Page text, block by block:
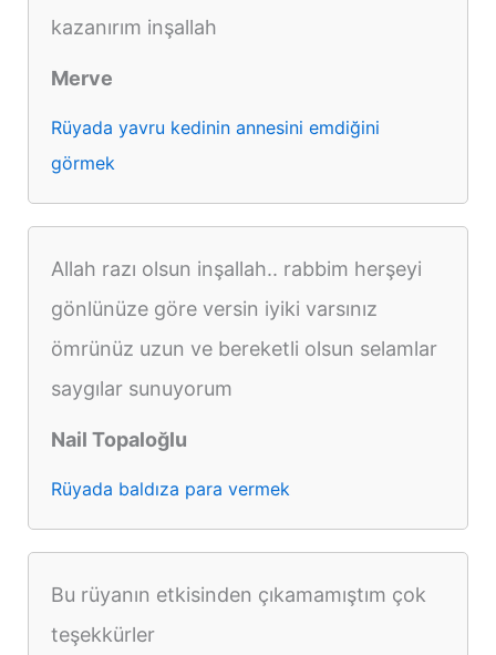
kazanırım inşallah
Merve
Rüyada yavru kedinin annesini emdiğini
görmek
Allah razı olsun inşallah.. rabbim herşeyi
gönlünüze göre versin iyiki varsınız
ömrünüz uzun ve bereketli olsun selamlar
saygılar sunuyorum
Nail Topaloğlu
Rüyada baldıza para vermek
Bu rüyanın etkisinden çıkamamıştım çok
teşekkürler